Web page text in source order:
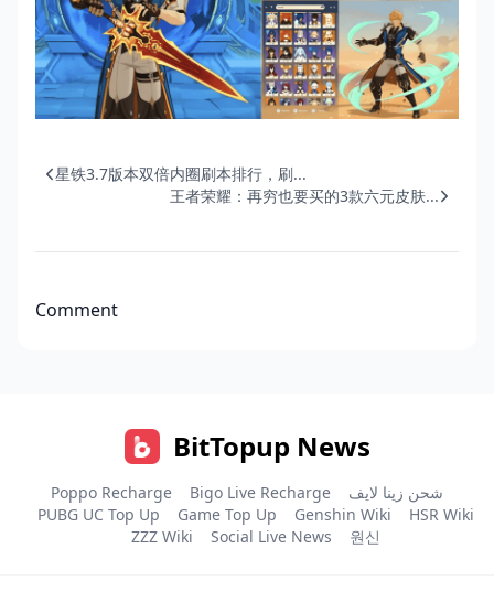
星铁3.7版本双倍内圈刷本排行，刷...
王者荣耀：再穷也要买的3款六元皮肤...
Comment
BitTopup News
Poppo Recharge Bigo Live Recharge
شحن زينا لايف
PUBG UC Top Up
Game Top Up Genshin Wiki
HSR Wiki
ZZZ Wiki
Social Live News 원신